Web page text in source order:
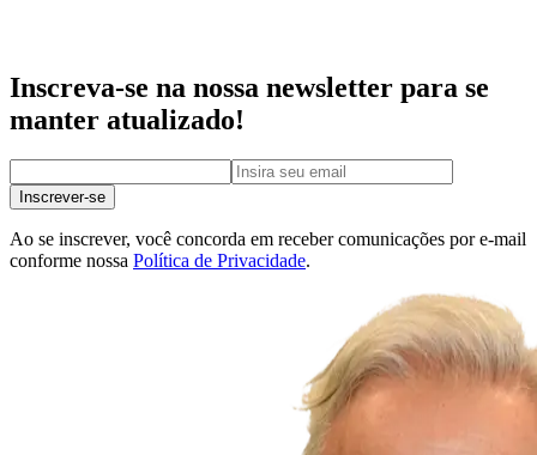
Inscreva-se na nossa newsletter para se
manter atualizado!
Inscrever-se
Ao se inscrever, você concorda em receber comunicações por e-mail
conforme nossa Política de Privacidade.